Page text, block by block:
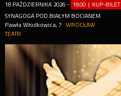
18 PAŹDZIERNIKA 2026 - 18:00 | KUP-BILET
SYNAGOGA POD BIAŁYM BOCIANEM
Pawła Włodkowica, 7
WROCŁAW
TEATR